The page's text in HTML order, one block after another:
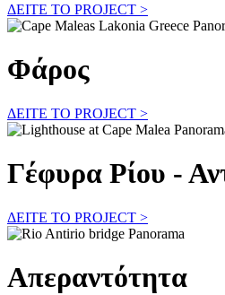
ΔΕΙΤΕ ΤΟ PROJECT >
Φάρος
ΔΕΙΤΕ ΤΟ PROJECT >
Γέφυρα Ρίου -
ΔΕΙΤΕ ΤΟ PROJECT >
Απεραντότητα